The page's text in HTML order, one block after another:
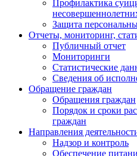
Профилактика
Защита
Отчеты, мониторинг,
Публичный отчет
Мониторинги
Статистические
Сведения об
Обращение граждан
Обращения граждан
Порядок и сроки
граждан
Направления
Надзор и контроль
Обеспечение